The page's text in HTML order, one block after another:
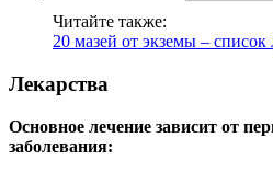
Читайте также:
20 мазей от экземы – список
Лекарства
Основное лечение зависит от
заболевания: